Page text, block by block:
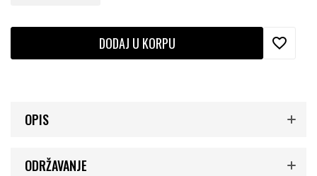
DODAJ U KORPU
OPIS
ODRŽAVANJE